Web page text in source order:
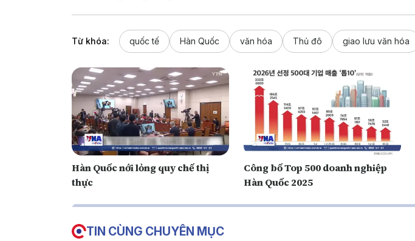
Từ khóa: quốc tế Hàn Quốc văn hóa Thủ đô giao lưu văn hóa
Hàn Quốc nới lỏng quy chế thị
thực
Công bố Top 500 doanh nghiệp
Hàn Quốc 2025
TIN CÙNG CHUYÊN MỤC